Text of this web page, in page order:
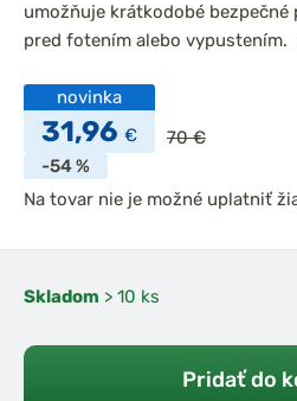
umožňuje krátkodobé
pred fotením alebo vypustením.
novinka
31,96 €
70 €
-54 %
Na tovar nie je možné uplatniť
Skladom > 10 ks
Pridať do